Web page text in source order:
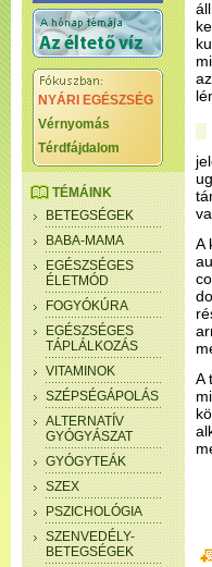
NYÁRI EGÉSZSÉG
Vérnyomás
Térdfájdalom
TÉMÁINK
BETEGSÉGEK
BABA-MAMA
EGÉSZSÉGES
ÉLETMÓD
FOGYÓKÚRA
EGÉSZSÉGES
TÁPLÁLKOZÁS
VITAMINOK
SZÉPSÉGÁPOLÁS
ALTERNATÍV
GYÓGYÁSZAT
GYÓGYTEÁK
SZEX
PSZICHOLÓGIA
SZENVEDÉLY-
BETEGSÉGEK
A
A